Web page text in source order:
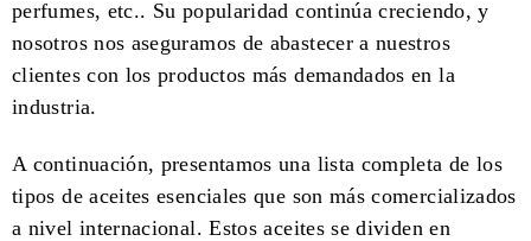
perfumes, etc.. Su popularidad continúa creciendo, y
nosotros nos aseguramos de abastecer a nuestros
clientes con los productos más demandados en la
industria.
A continuación, presentamos una lista completa de los
tipos de aceites esenciales que son más comercializados
a nivel internacional. Estos aceites se dividen en